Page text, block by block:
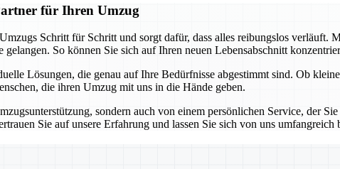
für Ihren Umzug
Schritt für Schritt und sorgt dafür, dass alles reibungslos verläuft.
So können Sie sich auf Ihren neuen Lebensabschnitt
Lösungen, die genau auf Ihre Bedürfnisse abgestimmt sind. Ob
die ihren Umzug mit uns in die Hände geben.
sondern auch von einem persönlichen Service, der
Sie auf unsere Erfahrung und lassen Sie sich von uns umfangreich